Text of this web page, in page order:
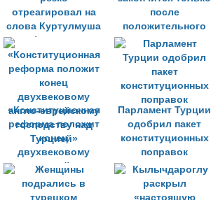
отреагировал на
слова Куртулмуша
о референдуме и
терроре
после
положительного
результата на
референдуме
«Конституционная
реформа положит
конец
двухвековому
англо-еврейскому
господству над
Турцией»
Парламент Турции
одобрил пакет
конституционных
поправок